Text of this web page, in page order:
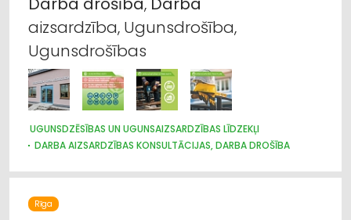
aizsardzība, Ugunsdrošība,
Ugunsdrošības
UGUNSDZĒSĪBAS UN UGUNSAIZSARDZĪBAS LĪDZEKĻI
DARBA AIZSARDZĪBAS KONSULTĀCIJAS, DARBA DROŠĪBA
Rīga